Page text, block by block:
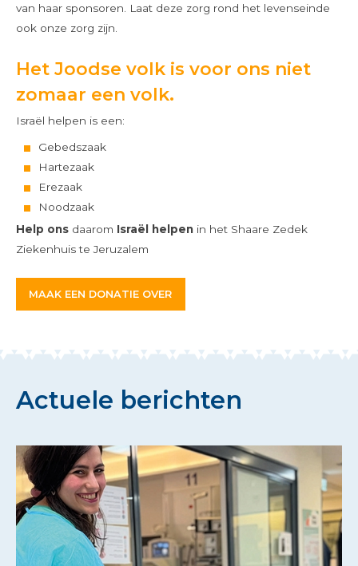
van haar sponsoren. Laat deze zorg rond het levenseinde
ook onze zorg zijn.
Het Joodse volk is voor ons niet
zomaar een volk.
Israël helpen is een:
Gebedszaak
Hartezaak
Erezaak
Noodzaak
Help ons daarom Israël helpen in het Shaare Zedek
Ziekenhuis te Jeruzalem
MAAK EEN DONATIE OVER
Actuele berichten